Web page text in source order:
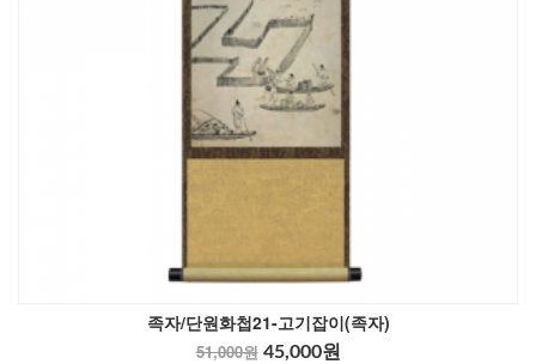
족자/단원화첩21-고기잡이(족자)
51,000원 45,000원